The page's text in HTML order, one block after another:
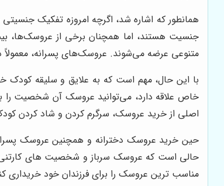
همانطور که اشاره شد، اگرچه امروزه تفکیک
جنسیت هستند، اما همچنان برخی از عروسک‌ها،
متنوعی عرضه می‌شوند. عروسک‌های پسرانه،
با این حال، مهم است که به علایق و سلیقه کودک
خاص علاقه دارد، می‌توانید عروسک آن شخصیت را
اصلی از خرید عروسک، سرگرم کردن و شاد کردن
حین خرید عروسک دخترانه و همچنین عروسک
حالی است که عروسک سرباز و شخصیت های کارتنی
مناسب ترین عروسک را برای فرزندان خود خریداری